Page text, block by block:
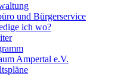
und Bürgerservice
ich wo?
Ampertal e.V.